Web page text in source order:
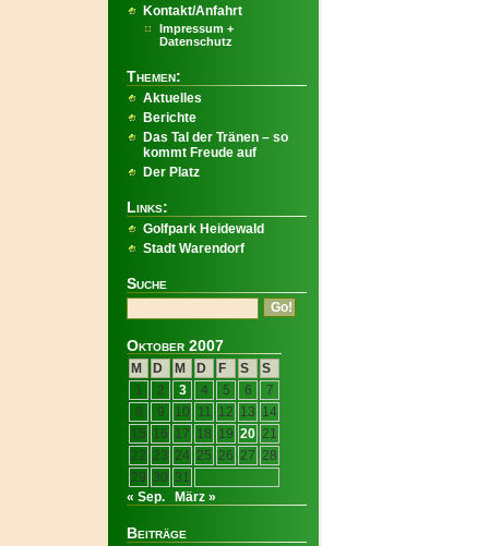
Kontakt/Anfahrt
Impressum +
Datenschutz
Themen:
Aktuelles
Berichte
Das Tal der Tränen – so
kommt Freude auf
Der Platz
Links:
Golfpark Heidewald
Stadt Warendorf
Suche
Oktober 2007
M D M D F S
S
1
2 3 4 5 6
7
8
9 10 11 12 13 14
15 16 17 18 19 20 21
22 23 24 25 26 27 28
29 30 31
« Sep.
März »
Beiträge